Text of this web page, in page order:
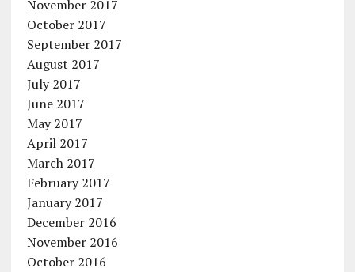
November 2017
October 2017
September 2017
August 2017
July 2017
June 2017
May 2017
April 2017
March 2017
February 2017
January 2017
December 2016
November 2016
October 2016